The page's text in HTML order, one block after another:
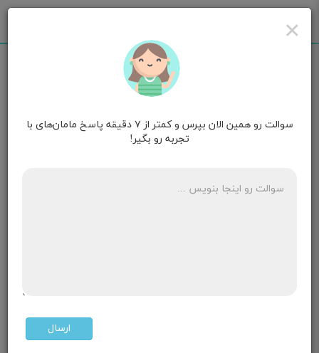
مامان ژیانا سوسنی ۲ سالگی
ریخته نشده ۲۰روز از وابطه میگذره حالت تهوع و سنگین
×
سوالت رو همین الان بپرس و کمتر از ۷ دقیقه پاسخ مامان‌های با
تجربه رو بگیر!
ارسال